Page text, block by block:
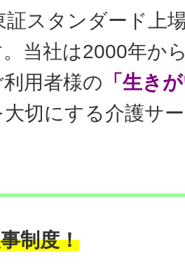
証スタンダード上
当社は2000年か
利用者様の 「生き
大切にする介護サ
制度！